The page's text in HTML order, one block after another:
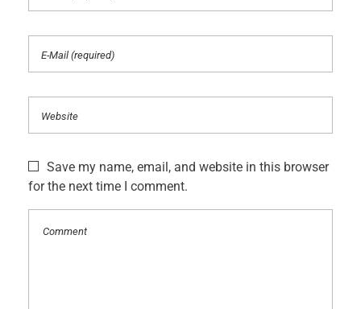
Save my name, email, and website in this browser
for the next time I comment.